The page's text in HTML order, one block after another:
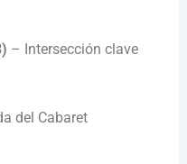
– Intersección clave
del Cabaret